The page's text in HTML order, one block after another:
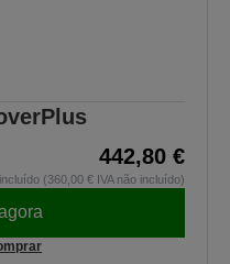
442,80 €
(360,00 € IVA não incluído)